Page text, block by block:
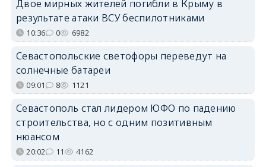
Двое мирных жителей погибли в Крыму в
результате атаки ВСУ беспилотниками
10:36 0 6982
Севастопольские светофоры переведут на
солнечные батареи
09:01 8 1121
Севастополь стал лидером ЮФО по падению
строительства, но с одним позитивным
нюансом
20:02 11 4162